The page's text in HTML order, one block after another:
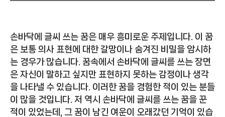
손바닥에 글씨 쓰는 꿈은 매우 흥미로운 주제입니다. 이 꿈
은 보통 의사 표현에 대한 갈망이나 숨겨진 비밀을 암시하
는 경우가 많습니다. 꿈속에서 손바닥에 글씨를 쓰는 장면
은 자신이 말하고 싶지만 표현하지 못하는 감정이나 생각
을 나타낼 수 있습니다. 이러한 꿈을 경험한 적이 있는 분들
이 많을 것입니다. 저 역시 손바닥에 글씨를 쓰는 꿈을 꾼
적이 있었는데, 그 꿈이 남긴 여운이 오래갔던 기억이 있습